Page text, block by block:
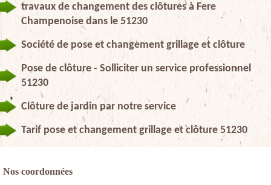
travaux de changement des clôtures à Fere
Champenoise dans le 51230
Société de pose et changement grillage et clôture
Pose de clôture - Solliciter un service professionnel
51230
Clôture de jardin par notre service
Tarif pose et changement grillage et clôture 51230
Nos coordonnées